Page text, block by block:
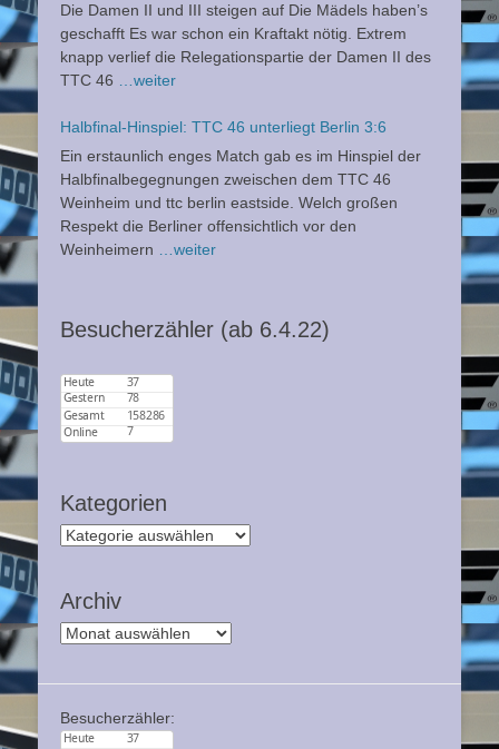
Die Damen II und III steigen auf Die Mädels haben’s
geschafft Es war schon ein Kraftakt nötig. Extrem
knapp verlief die Relegationspartie der Damen II des
TTC 46 …weiter
Halbfinal-Hinspiel: TTC 46 unterliegt Berlin 3:6
Ein erstaunlich enges Match gab es im Hinspiel der
Halbfinalbegegnungen zweischen dem TTC 46
Weinheim und ttc berlin eastside. Welch großen
Respekt die Berliner offensichtlich vor den
Weinheimern …weiter
Besucherzähler (ab 6.4.22)
Kategorien
Kategorien
Archiv
Archiv
Besucherzähler: